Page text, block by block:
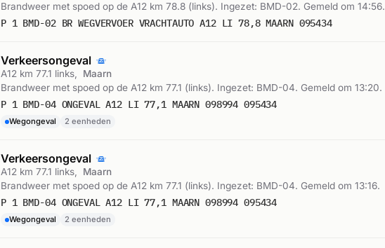
Brandweer met spoed op de A12 km 78.8 (links). Ingezet: BMD-02. Gemeld om 14:56.
P 1 BMD-02 BR WEGVERVOER VRACHTAUTO A12 LI 78,8 MAARN 095434
Verkeersongeval
A12 km 77.1 links,
Maarn
Brandweer met spoed op de A12 km 77.1 (links). Ingezet: BMD-04. Gemeld om 13:20.
P 1 BMD-04 ONGEVAL A12 LI 77,1 MAARN 098994 095434
Wegongeval 2 eenheden
Verkeersongeval
A12 km 77.1 links,
Maarn
Brandweer met spoed op de A12 km 77.1 (links). Ingezet: BMD-04. Gemeld om 13:16.
P 1 BMD-04 ONGEVAL A12 LI 77,1 MAARN 098994 095434
Wegongeval 2 eenheden